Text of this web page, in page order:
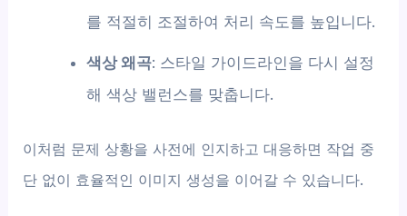
를 적절히 조절하여 처리 속도를 높입니다.
색상 왜곡: 스타일 가이드라인을 다시 설정
해 색상 밸런스를 맞춥니다.
이처럼 문제 상황을 사전에 인지하고 대응하면 작업 중
단 없이 효율적인 이미지 생성을 이어갈 수 있습니다.